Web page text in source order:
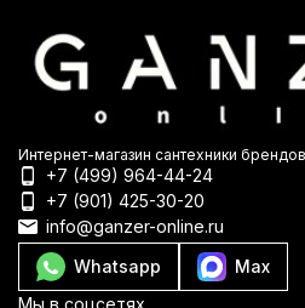
Интернет-магазин сантехники
+7 (499) 964-44-24
+7 (901) 425-30-20
info@ganzer-online.ru
Whatsapp
Max
Мы в соцсетях